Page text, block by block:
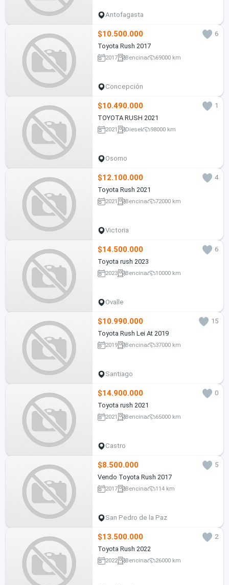
Antofagasta
$10.500.000
6
Toyota Rush 2017
2017 Bencina 69000 km
Concepción
$10.490.000
1
TOYOTA RUSH 2021
2021 Diesel 98000 km
Osorno
$12.100.000
4
Toyota Rush 2021
2021 Bencina 72000 km
Victoria
$14.500.000
6
Toyota rush 2023
2023 Bencina 10000 km
Ovalle
$10.990.000
15
Toyota Rush Lei At 2019
2019 Bencina 37000 km
Santiago
$14.900.000
0
Toyota rush 2021
2021 Bencina 65000 km
Castro
$8.500.000
5
Vendo Toyota Rush 2017
2017 Bencina 114 km
San Pedro de la Paz
$13.500.000
2
Toyota Rush 2022
2022 Bencina 26000 km